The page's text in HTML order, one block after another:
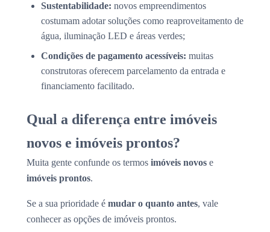
Sustentabilidade: novos empreendimentos
costumam adotar soluções como reaproveitamento de
água, iluminação LED e áreas verdes;
Condições de pagamento acessíveis: muitas
construtoras oferecem parcelamento da entrada e
financiamento facilitado.
Qual a diferença entre imóveis
novos e imóveis prontos?
Muita gente confunde os termos imóveis novos e
imóveis prontos.
Se a sua prioridade é mudar o quanto antes, vale
conhecer as opções de imóveis prontos.